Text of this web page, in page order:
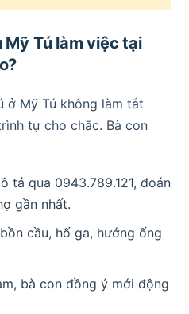
Tú làm việc tại
ở Mỹ Tú không làm tắt
tự cho chắc. Bà con
tả qua 0943.789.121, đoán
gần nhất.
cầu, hố ga, hướng ống
bà con đồng ý mới động